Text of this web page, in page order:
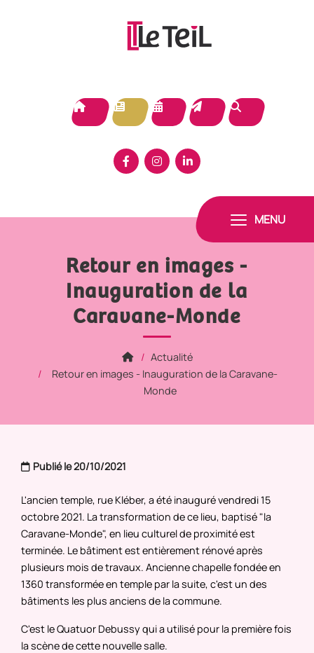
MENU
Retour en images -
Inauguration de la
Caravane-Monde
Actualité
Retour en images - Inauguration de la Caravane-
Monde
Publié le 20/10/2021
L'ancien temple, rue Kléber, a été inauguré vendredi 15
octobre 2021. La transformation de ce lieu, baptisé "la
Caravane-Monde", en lieu culturel de proximité est
terminée. Le bâtiment est entièrement rénové après
plusieurs mois de travaux. Ancienne chapelle fondée en
1360 transformée en temple par la suite, c'est un des
bâtiments les plus anciens de la commune.
C'est le Quatuor Debussy qui a utilisé pour la première fois
la scène de cette nouvelle salle.